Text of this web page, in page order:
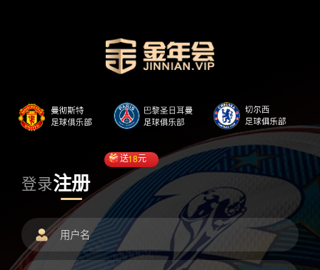
登录注册
送18元